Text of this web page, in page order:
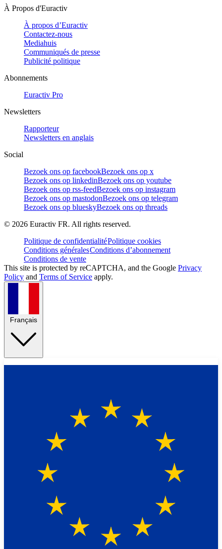
À Propos d'Euractiv
À propos d’Euractiv
Contactez-nous
Mediahuis
Communiqués de presse
Publicité politique
Abonnements
Euractiv Pro
Newsletters
Rapporteur
Newsletters en anglais
Social
Bezoek ons op facebookBezoek ons op x
Bezoek ons op linkedinBezoek ons op youtube
Bezoek ons op rss-feedBezoek ons op instagram
Bezoek ons op mastodonBezoek ons op telegram
Bezoek ons op blueskyBezoek ons op threads
© 2026 Euractiv FR. All rights reserved.
Politique de confidentialitéPolitique cookies
Conditions généralesConditions d’abonnement
Conditions de vente
This site is protected by reCAPTCHA, and the Google Privacy
Policy and Terms of Service apply.
Français